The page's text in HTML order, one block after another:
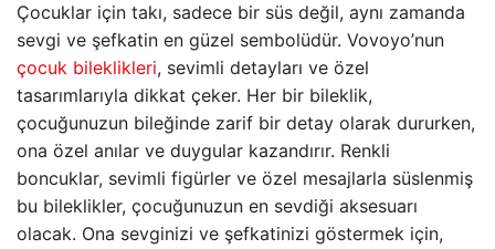
Çocuklar için takı, sadece bir süs değil, aynı zamanda
sevgi ve şefkatin en güzel sembolüdür. Vovoyo’nun
çocuk bileklikleri, sevimli detayları ve özel
tasarımlarıyla dikkat çeker. Her bir bileklik,
çocuğunuzun bileğinde zarif bir detay olarak dururken,
ona özel anılar ve duygular kazandırır. Renkli
boncuklar, sevimli figürler ve özel mesajlarla süslenmiş
bu bileklikler, çocuğunuzun en sevdiği aksesuarı
olacak. Ona sevginizi ve şefkatinizi göstermek için,